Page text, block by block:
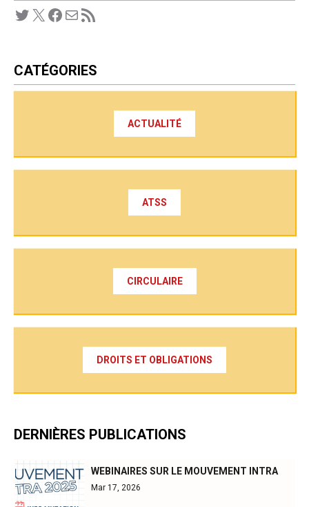
Twitter X Facebook E-mail Flux RSS
CATÉGORIES
ACTUALITÉ
ATSS
CIRCULAIRE
DROITS ET OBLIGATIONS
DERNIÈRES PUBLICATIONS
WEBINAIRES SUR LE MOUVEMENT INTRA
Mar 17, 2026